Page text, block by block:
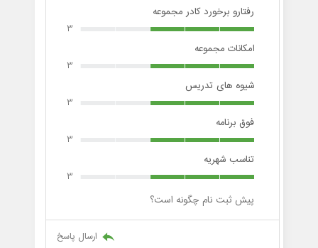
رفتارو برخورد کادر مجموعه
3
امکانات مجموعه
3
شیوه های تدریس
3
فوق برنامه
3
تناسب شهریه
3
پیش ثبت نام چگونه است؟
ارسال پاسخ